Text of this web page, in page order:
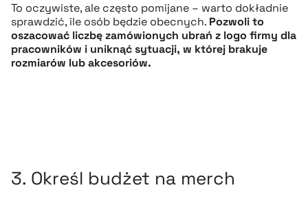
To oczywiste, ale często pomijane – warto dokładnie
sprawdzić, ile osób będzie obecnych. Pozwoli to
oszacować liczbę zamówionych ubrań z logo firmy dla
pracowników i uniknąć sytuacji, w której brakuje
rozmiarów lub akcesoriów.
3. Określ budżet na merch